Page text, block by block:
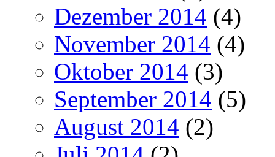
Dezember 2014 (4)
November 2014 (4)
Oktober 2014 (3)
September 2014 (5)
August 2014 (2)